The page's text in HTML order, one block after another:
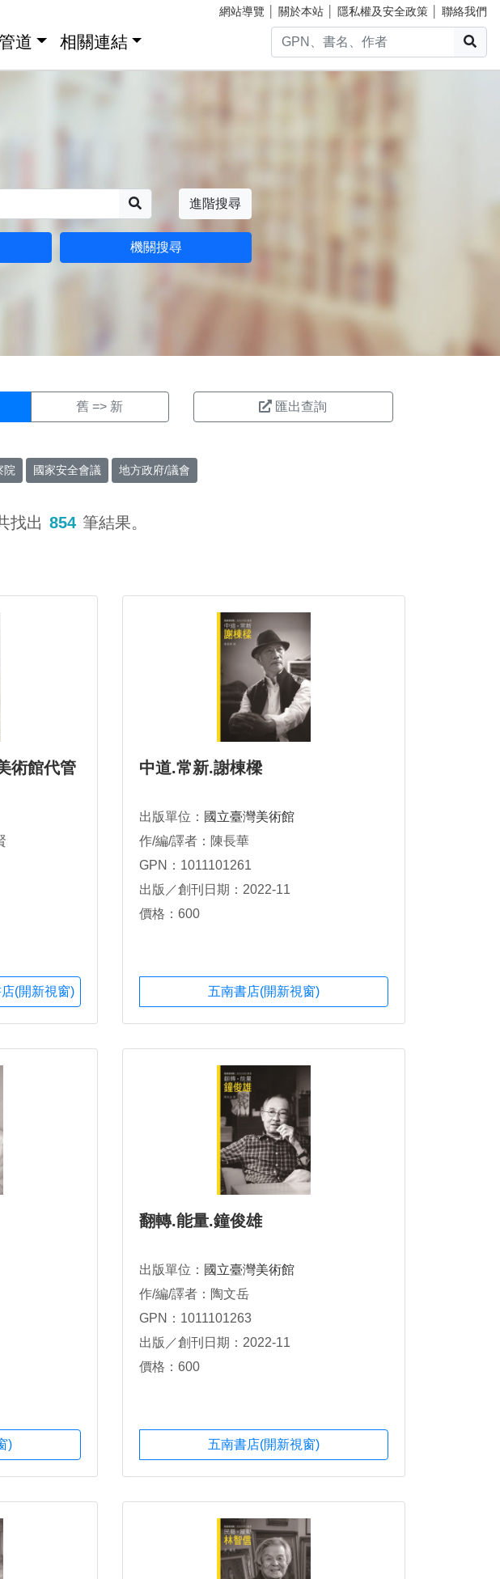
網站導覽 關於本站 隱私權及安全政策 聯絡我們
道 相關連結
進階搜尋
機關搜尋
舊 => 新 匯出查詢
院 國家安全會議 地方政府/議會
找出 854 筆結果。
術館代管
(開新視窗)
中道.常新.謝棟樑
出版單位： 國立臺灣美術館
作/編/譯者：陳長華
GPN：1011101261
出版／創刊日期：2022-11
價格：600
五南書店(開新視窗)
)
翻轉.能量.鐘俊雄
出版單位： 國立臺灣美術館
作/編/譯者：陶文岳
GPN：1011101263
出版／創刊日期：2022-11
價格：600
五南書店(開新視窗)